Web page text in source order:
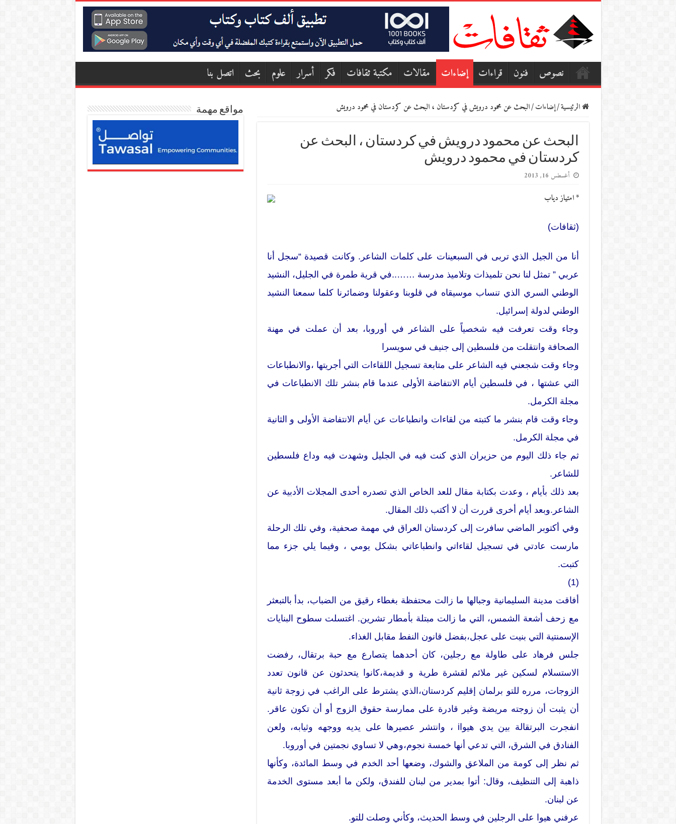
نصوص فنون قراءات إضاءات مقالات مكتبة ثقافات فكر أسرار علوم بحث اتصل بنا
الرئيسية/إضاءات/البحث عن محمود درويش في كردستان ، البحث عن كردستان في محمود درويش
البحث عن محمود درويش في كردستان ، البحث عن
كردستان في محمود درويش
أغسطس 16, 2013
* امتياز دياب
(ثقافات)
أنا من الجيل الذي تربى في السبعينات على كلمات الشاعر. وكانت قصيدة “سجل أنا
عربي ” تمثل لنا نحن تلميذات وتلاميذ مدرسة ……..في قرية طمرة في الجليل، النشيد
الوطني السري الذي تنساب موسيقاه في قلوبنا وعقولنا وضمائرنا كلما سمعنا النشيد
الوطني لدولة إسرائيل.
وجاء وقت تعرفت فيه شخصياً على الشاعر في أوروبا، بعد أن عملت في مهنة
الصحافة وانتقلت من فلسطين إلى جنيف في سويسرا
وجاء وقت شجعني فيه الشاعر على متابعة تسجيل اللقاءات التي أجريتها ،والانطباعات
التي عشتها ، في فلسطين أيام الانتفاضة الأولى عندما قام بنشر تلك الانطباعات في
مجلة الكرمل.
وجاء وقت قام بنشر ما كتبته من لقاءات وانطباعات عن أيام الانتفاضة الأولى و الثانية
في مجلة الكرمل.
ثم جاء ذلك اليوم من حزيران الذي كنت فيه في الجليل وشهدت فيه وداع فلسطين
للشاعر.
بعد ذلك بأيام ، وعدت بكتابة مقال للعد الخاص الذي تصدره أحدى المجلات الأدبية عن
الشاعر.وبعد أيام أخرى قررت أن لا أكتب ذلك المقال.
وفي أكتوبر الماضي سافرت إلى كردستان العراق في مهمة صحفية، وفي تلك الرحلة
مارست عادتي في تسجيل لقاءاتي وانطباعاتي بشكل يومي ، وفيما يلي جزء مما
كتبت.
(1)
أفاقت مدينة السليمانية وجبالها ما زالت محتفظة بغطاء رقيق من الضباب، بدأ بالتبعثر
مع زحف أشعة الشمس، التي ما زالت مبتلة بأمطار تشرين. اغتسلت سطوح البنايات
الإسمنتية التي بنيت على عجل،بفضل قانون النفط مقابل الغذاء.
جلس فرهاد على طاولة مع رجلين، كان أحدهما يتصارع مع حبة برتقال، رفضت
الاستسلام لسكين غير ملائم لقشرة طرية و قديمة،كانوا يتحدثون عن قانون تعدد
الزوجات، مرره للتو برلمان إقليم كردستان،الذي يشترط على الراغب في زوجة ثانية
أن يثبت أن زوجته مريضة وغير قادرة على ممارسة حقوق الزوج أو أن تكون عاقر.
انفجرت البرتقالة بين يدي هيواi ، وانتشر عصيرها على يديه ووجهه وثيابه، ولعن
الفنادق في الشرق، التي تدعي أنها خمسة نجوم،وهي لا تساوي نجمتين في أوروبا.
ثم نظر إلى كومة من الملاعق والشوك، وضعها أحد الخدم في وسط المائدة، وكأنها
ذاهبة إلى التنظيف، وقال: أتوا بمدير من لبنان للفندق، ولكن ما أبعد مستوى الخدمة
عن لبنان.
عرفني هيوا على الرجلين في وسط الحديث، وكأني وصلت للتو.
مواقع مهمة